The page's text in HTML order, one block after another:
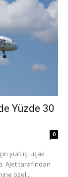
Yüzde 30
0
yurt içi uçak
özel...